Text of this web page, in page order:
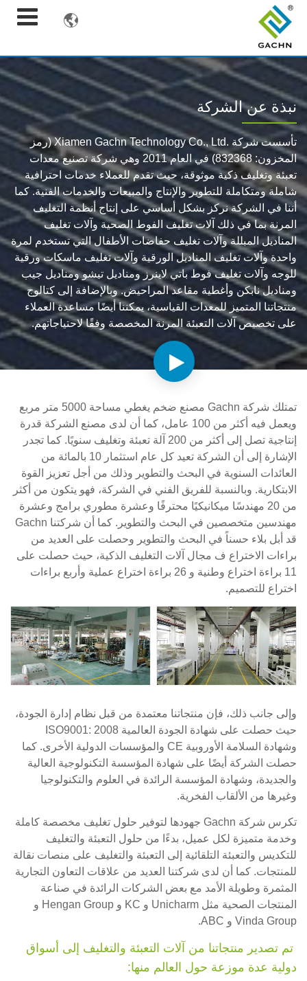

نبذة عن الشركة
تأسست شركة Xiamen Gachn Technology Co., Ltd.(رمز
المخزون: 832368) في العام 2011 وهي شركة تصنيع معدات
تعبئة وتغليف ذكية موثوقة، حيث تقدم للعملاء خدمات احترافية
شاملة ومتكاملة للتطوير والإنتاج والمبيعات والخدمات الفنية. كما
أننا في الشركة نركز بشكل أساسي على إنتاج أنظمة التغليف
المرنة بما في ذلك آلات تغليف الفوط الصحية وآلات تغليف
المناديل المبللة وآلات تغليف حفاضات الأطفال التي تستخدم لمرة
واحدة وآلات تغليف المناديل الورقية وآلات تغليف ماسكات ورقية
للوجه وآلات تغليف فوط باتي لاينرز ومناديل تيشو ومناديل جيب
ومناديل نابكن وأغطية مقاعد المراحيض. وبالإضافة إلى كتالوج
منتجاتنا المتميز للمعدات القياسية، يمكننا أيضًا مساعدة العملاء
على تخصيص آلات التعبئة المرنة المخصصة وفقًا لاحتياجاتهم.
تمتلك شركة Gachn مصنع ضخم يغطي مساحة 5000 متر مربع
ويعمل فيه أكثر من 100 عامل، كما أن لدى مصنع الشركة قدرة
إنتاجية تصل إلى أكثر من 200 آلة تعبئة وتغليف سنويًا. كما تجدر
الإشارة إلى أن الشركة تعيد كل عام استثمار 10 بالمائة من
العائدات السنوية في البحث والتطوير وذلك من أجل تعزيز القوة
الابتكارية. وبالنسبة للفريق الفني في الشركة، فهو يتكون من أكثر
من 20 مهندسًا ميكانيكيًا محترفًا وعشرة مطوري برامج وعشرة
مهندسين متخصصين في البحث والتطوير. كما أن شركتنا Gachn
قد أبل بلاء حسناً في البحث والتطوير وحصلت على العديد من
براءات الاختراع ف مجال آلات التغليف الذكية، حيث حصلت على
11 براءة اختراع وطنية و 26 براءة اختراع عملية وأربع براءات
اختراع للتصميم.
وإلى جانب ذلك، فإن منتجاتنا معتمدة من قبل نظام إدارة الجودة،
حيث حصلت على شهادة الجودة العالمية ISO9001: 2008
وشهادة السلامة الأوروبية CE والمؤسسات الدولية الأخرى. كما
حصلت الشركة أيضًا على شهادة المؤسسة التكنولوجية العالية
والجديدة، وشهادة المؤسسة الرائدة في العلوم والتكنولوجيا
وغيرها من الألقاب الفخرية.
تكرس شركة Gachn جهودها لتوفير حلول تغليف مخصصة كاملة
وخدمة متميزة لكل عميل، بدءًا من حلول التعبئة والتغليف
للتكديس والتعبئة التلقائية إلى التعبئة والتغليف على منصات نقالة
للمنتجات. كما أن لدى شركتنا العديد من علاقات التعاون التجارية
المثمرة وطويلة الأمد مع بعض الشركات الرائدة في صناعة
المنتجات الصحية مثل Unicharm و KC و Hengan Group و
Vinda Group و ABC.
تم تصدير منتجاتنا من آلات التعبئة والتغليف إلى أسواق
دولية عدة موزعة حول العالم منها: